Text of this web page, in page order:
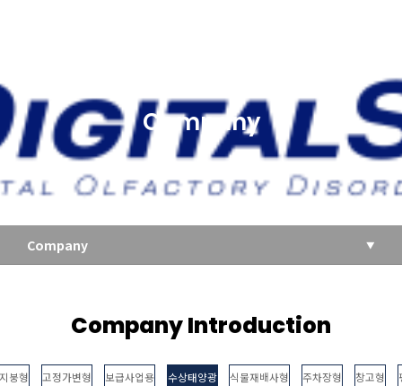
Company
Company
Company Introduction
붕형 고정가변형 보급사업용 수상태양광 식물재배사형 주차장형 창고형